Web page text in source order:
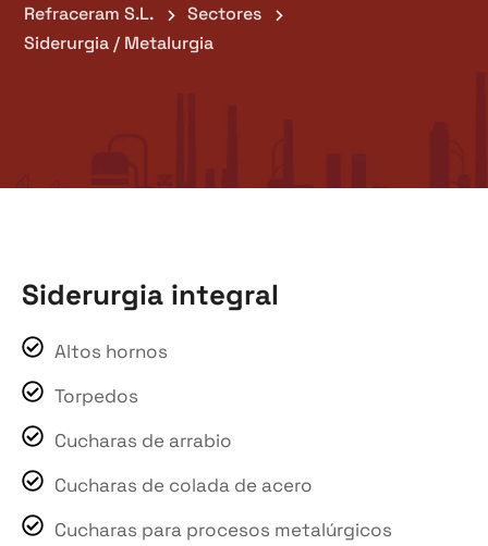
Refraceram S.L.
Sectores
Siderurgia / Metalurgia
Siderurgia integral
Altos hornos
Torpedos
Cucharas de arrabio
Cucharas de colada de acero
Cucharas para procesos metalúrgicos